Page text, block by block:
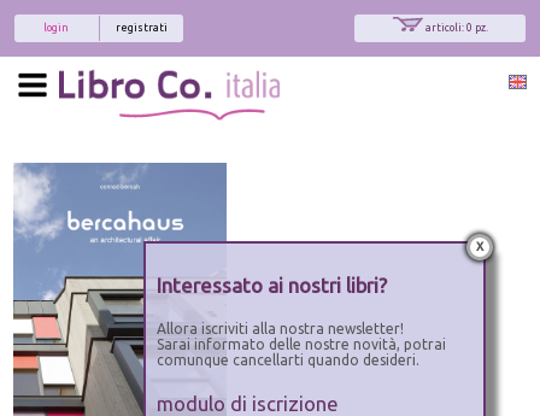
articoli: 0 pz.
registrati
login
x
Interessato ai nostri libri?
Allora iscriviti alla nostra newsletter!
Sarai informato delle nostre novità, potrai
comunque cancellarti quando desideri.
modulo di iscrizione